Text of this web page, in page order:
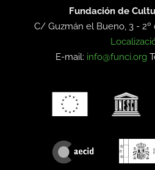
Fundación de
C/ Guzmán el Bueno, 3 -
E-mail: info@funci.org